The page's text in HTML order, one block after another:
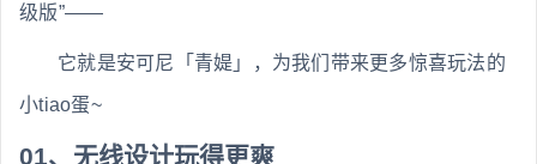
级版”——
它就是安可尼「青媞」，为我们带来更多惊喜玩法的
小tiao蛋~
01、无线设计玩得更爽